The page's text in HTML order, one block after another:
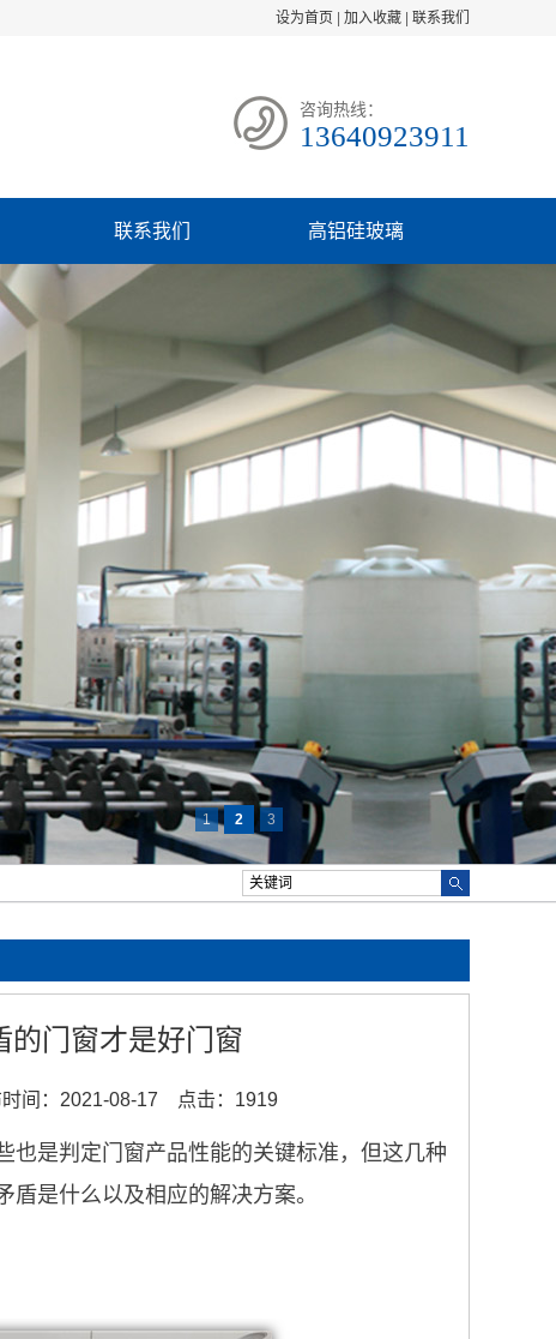
设为首页 加入收藏 联系我们
咨询热线：
13640923911
联系我们 高铝硅玻璃
1 2 3
的门窗才是好门窗
间：2021-08-17 点击：1919
也是判定门窗产品性能的关键标准，但这几种
是什么以及相应的解决方案。